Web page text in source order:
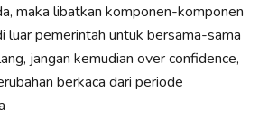
maka libatkan komponen-komponen
luar pemerintah untuk bersama-sama
jangan kemudian over confidence,
berkaca dari periode